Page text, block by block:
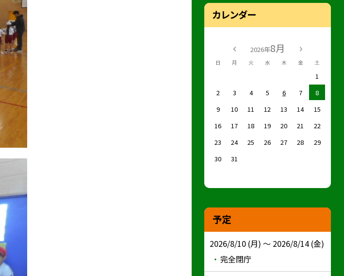
カレンダー
2026年8月
日 月 火 水 木 金 土
1
2
3 4 5 6 7
8
9
10 11 12 13 14
15
16
17 18 19 20 21
22
23
24 25 26 27 28
29
30
31
予定
2026/8/10 (月) ～ 2026/8/14 (金)
完全閉庁